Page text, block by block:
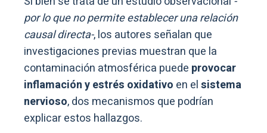
por lo que no permite establecer una relación
causal directa-, los autores señalan que
investigaciones previas muestran que la
contaminación atmosférica puede provocar
inflamación y estrés oxidativo en elsistema
nervioso, dos mecanismos que podrían
explicar estos hallazgos.